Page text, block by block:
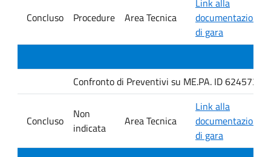
Concluso Procedure Area Tecnica
documentazione
di gara
Confronto di Preventivi su ME.PA. ID 6245735
Concluso
Non
indicata
Area Tecnica
Link alla
documentazione
di gara